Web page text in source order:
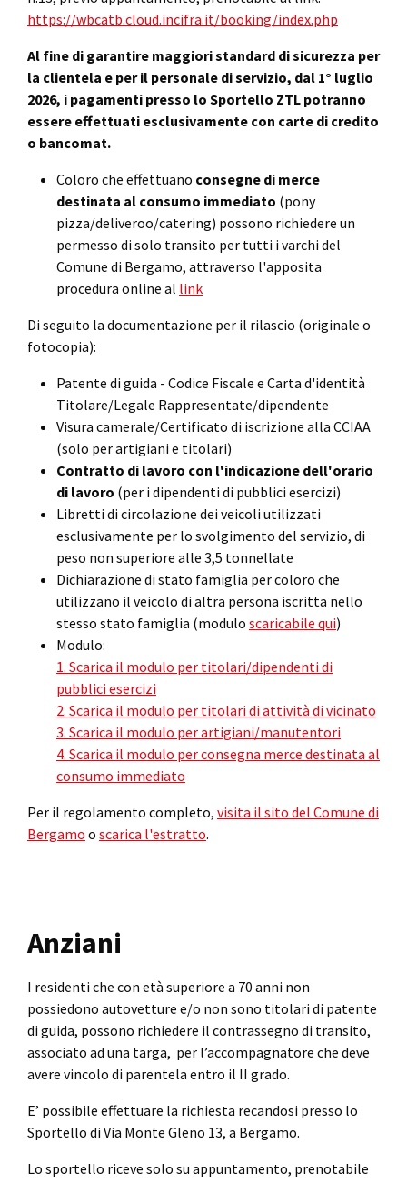
https://wbcatb.cloud.incifra.it/booking/index.php
Al fine di garantire maggiori standard di sicurezza per
la clientela e per il personale di servizio, dal 1° luglio
2026, i pagamenti presso lo Sportello ZTL potranno
essere effettuati esclusivamente con carte di credito
o bancomat.
Coloro che effettuano consegne di merce
destinata al consumo immediato (pony
pizza/deliveroo/catering) possono richiedere un
permesso di solo transito per tutti i varchi del
Comune di Bergamo, attraverso l'apposita
procedura online al link
Di seguito la documentazione per il rilascio (originale o
fotocopia):
Patente di guida - Codice Fiscale e Carta d'identità
Titolare/Legale Rappresentate/dipendente
Visura camerale/Certificato di iscrizione alla CCIAA
(solo per artigiani e titolari)
Contratto di lavoro con l'indicazione dell'orario
di lavoro (per i dipendenti di pubblici esercizi)
Libretti di circolazione dei veicoli utilizzati
esclusivamente per lo svolgimento del servizio, di
peso non superiore alle 3,5 tonnellate
Dichiarazione di stato famiglia per coloro che
utilizzano il veicolo di altra persona iscritta nello
stesso stato famiglia (modulo scaricabile qui)
Modulo:
1. Scarica il modulo per titolari/dipendenti di
pubblici esercizi
2. Scarica il modulo per titolari di attività di vicinato
3. Scarica il modulo per artigiani/manutentori
4. Scarica il modulo per consegna merce destinata al
consumo immediato
Per il regolamento completo, visita il sito del Comune di
Bergamo o scarica l'estratto.
Anziani
I residenti che con età superiore a 70 anni non
possiedono autovetture e/o non sono titolari di patente
di guida, possono richiedere il contrassegno di transito,
associato ad una targa, per l’accompagnatore che deve
avere vincolo di parentela entro il II grado.
E’ possibile effettuare la richiesta recandosi presso lo
Sportello di Via Monte Gleno 13, a Bergamo.
Lo sportello riceve solo su appuntamento, prenotabile